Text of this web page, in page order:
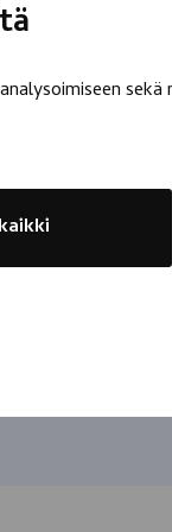
sekä